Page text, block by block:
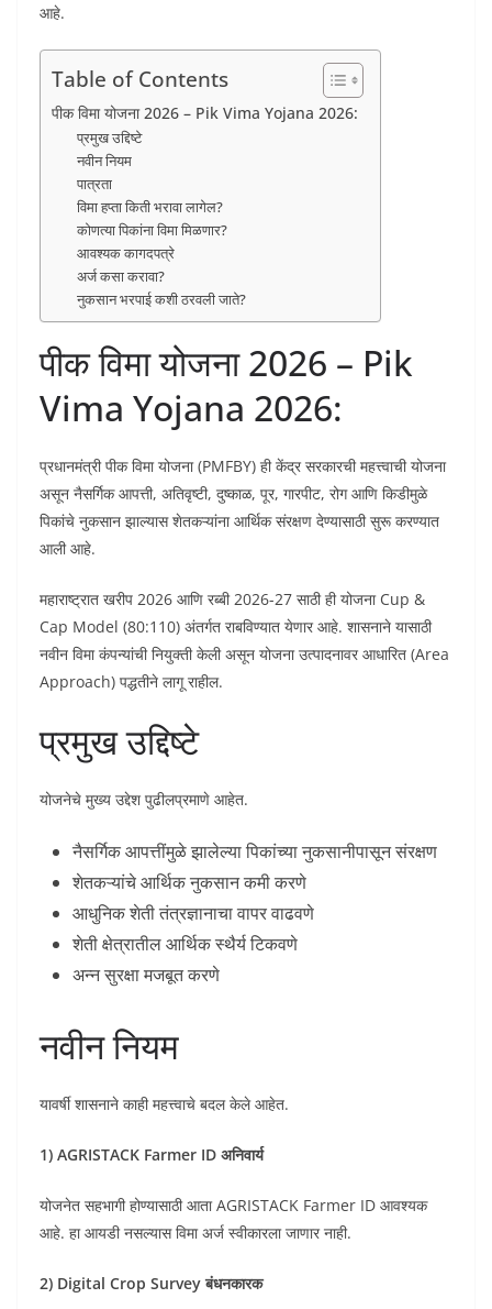
आहे.
Table of Contents
पीक विमा योजना 2026 – Pik Vima Yojana 2026:
प्रमुख उद्दिष्टे
नवीन नियम
पात्रता
विमा हप्ता किती भरावा लागेल?
कोणत्या पिकांना विमा मिळणार?
आवश्यक कागदपत्रे
अर्ज कसा करावा?
नुकसान भरपाई कशी ठरवली जाते?
पीक विमा योजना 2026 – Pik
Vima Yojana 2026:
प्रधानमंत्री पीक विमा योजना (PMFBY) ही केंद्र सरकारची महत्त्वाची योजना
असून नैसर्गिक आपत्ती, अतिवृष्टी, दुष्काळ, पूर, गारपीट, रोग आणि किडीमुळे
पिकांचे नुकसान झाल्यास शेतकऱ्यांना आर्थिक संरक्षण देण्यासाठी सुरू करण्यात
आली आहे.
महाराष्ट्रात खरीप 2026 आणि रब्बी 2026-27 साठी ही योजना Cup &
Cap Model (80:110) अंतर्गत राबविण्यात येणार आहे. शासनाने यासाठी
नवीन विमा कंपन्यांची नियुक्ती केली असून योजना उत्पादनावर आधारित (Area
Approach) पद्धतीने लागू राहील.
प्रमुख उद्दिष्टे
योजनेचे मुख्य उद्देश पुढीलप्रमाणे आहेत.
नैसर्गिक आपत्तींमुळे झालेल्या पिकांच्या नुकसानीपासून संरक्षण
शेतकऱ्यांचे आर्थिक नुकसान कमी करणे
आधुनिक शेती तंत्रज्ञानाचा वापर वाढवणे
शेती क्षेत्रातील आर्थिक स्थैर्य टिकवणे
अन्न सुरक्षा मजबूत करणे
नवीन नियम
यावर्षी शासनाने काही महत्त्वाचे बदल केले आहेत.
1) AGRISTACK Farmer ID अनिवार्य
योजनेत सहभागी होण्यासाठी आता AGRISTACK Farmer ID आवश्यक
आहे. हा आयडी नसल्यास विमा अर्ज स्वीकारला जाणार नाही.
2) Digital Crop Survey बंधनकारक